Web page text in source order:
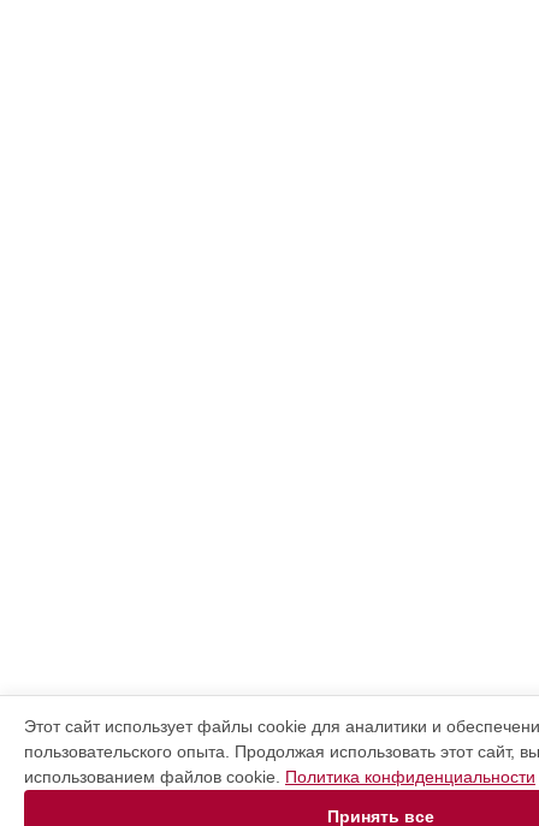
Этот сайт использует файлы cookie для аналитики и
пользовательского опыта. Продолжая использовать этот сайт,
использованием файлов cookie. Политика конфиденциальности
Принять все